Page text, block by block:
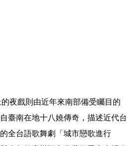
夜戲則由近年來南部備受矚目的
臺南在地十八嬈傳奇，描述近代台
全台語歌舞劇「城市戀歌進行